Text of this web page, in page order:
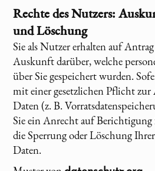
Rechte des Nutzers:
und Löschung
Sie als Nutzer erhalten auf
Auskunft darüber, welche
über Sie gespeichert wurden.
mit einer gesetzlichen Pflicht
Daten (z. B.
Sie ein Anrecht auf
die Sperrung oder Löschung
Daten.